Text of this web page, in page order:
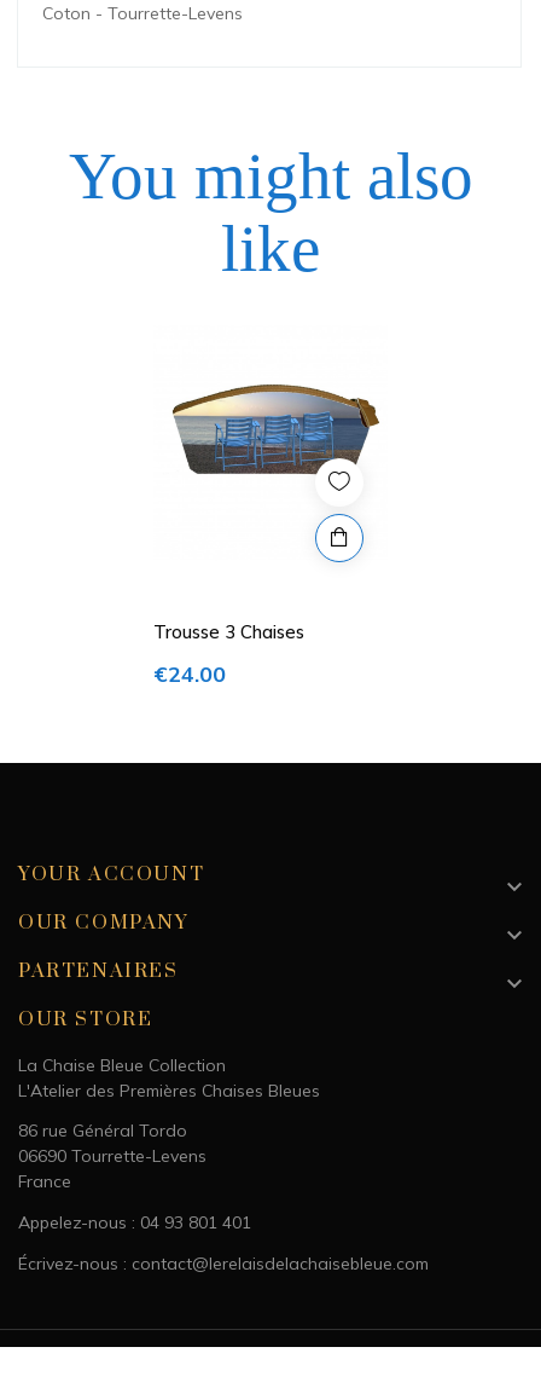
Coton - Tourrette-Levens
Dimension 20 x 8 x 5 cm
Kids
3760306710405
You might also
like
Trousse 3 Chaises
€24.00
YOUR ACCOUNT 
OUR COMPANY 
PARTENAIRES 
OUR STORE
La Chaise Bleue Collection
L'Atelier des Premières Chaises Bleues
86 rue Général Tordo
06690 Tourrette-Levens
France
Appelez-nous : 04 93 801 401
Écrivez-nous : contact@lerelaisdelachaisebleue.com